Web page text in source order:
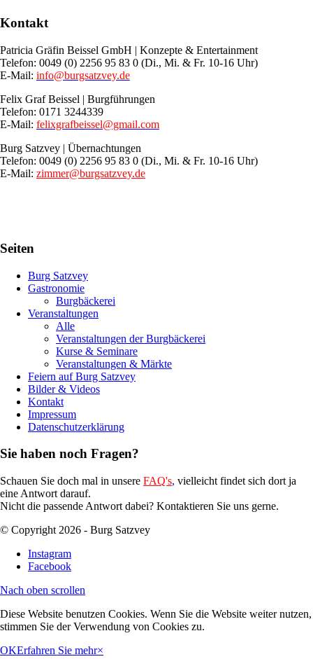
Kontakt
Patricia Gräfin Beissel GmbH | Konzepte & Entertainment
Telefon: 0049 (0) 2256 95 83 0 (Di., Mi. & Fr. 10-16 Uhr)
E-Mail: info@burgsatzvey.de
Felix Graf Beissel | Burgführungen
Telefon: 0171 3244339
E-Mail: felixgrafbeissel@gmail.com
Burg Satzvey | Übernachtungen
Telefon: 0049 (0) 2256 95 83 0 (Di., Mi. & Fr. 10-16 Uhr)
E-Mail: zimmer@burgsatzvey.de
Seiten
Burg Satzvey
Gastronomie
Burgbäckerei
Veranstaltungen
Alle
Veranstaltungen der Burgbäckerei
Kurse & Seminare
Veranstaltungen & Märkte
Feiern auf Burg Satzvey
Bilder & Videos
Kontakt
Impressum
Datenschutzerklärung
Sie haben noch Fragen?
Schauen Sie doch mal in unsere FAQ's, vielleicht findet sich dort ja
eine Antwort darauf.
Nicht die passende Antwort dabei? Kontaktieren Sie uns gerne.
© Copyright 2026 - Burg Satzvey
Instagram
Facebook
Nach oben scrollen
Diese Website benutzen Cookies. Wenn Sie die Website weiter nutzen,
stimmen Sie der Verwendung von Cookies zu.
OKErfahren Sie mehr×